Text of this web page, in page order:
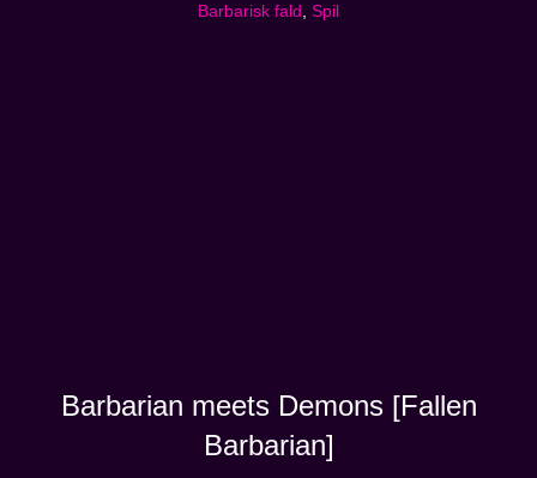
Barbarisk fald Spil
Barbarian meets Demons [Fallen
Barbarian]